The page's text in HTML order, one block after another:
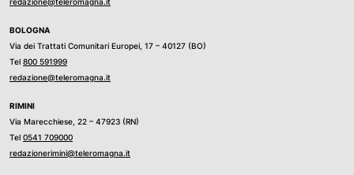
BOLOGNA
Via dei Trattati Comunitari Europei, 17 – 40127 (BO)
Tel 800 591999
redazione@teleromagna.it
RIMINI
Via Marecchiese, 22 – 47923 (RN)
Tel 0541 709000
redazionerimini@teleromagna.it